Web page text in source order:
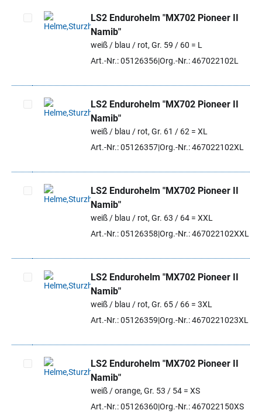
Artikel auswählen
LS2 Endurohelm "MX702 Pioneer II
Namib"
weiß / blau / rot, Gr. 59 / 60 = L
Art.-Nr.: 05126356Org.-Nr.: 467022102L
Artikel auswählen
LS2 Endurohelm "MX702 Pioneer II
Namib"
weiß / blau / rot, Gr. 61 / 62 = XL
Art.-Nr.: 05126357Org.-Nr.: 467022102XL
Artikel auswählen
LS2 Endurohelm "MX702 Pioneer II
Namib"
weiß / blau / rot, Gr. 63 / 64 = XXL
Art.-Nr.: 05126358 Org.-Nr.: 467022102XXL
Artikel auswählen
LS2 Endurohelm "MX702 Pioneer II
Namib"
weiß / blau / rot, Gr. 65 / 66 = 3XL
Art.-Nr.: 05126359 Org.-Nr.: 4670221023XL
Artikel auswählen
LS2 Endurohelm "MX702 Pioneer II
Namib"
weiß / orange, Gr. 53 / 54 = XS
Art.-Nr.: 05126360 Org.-Nr.: 467022150XS